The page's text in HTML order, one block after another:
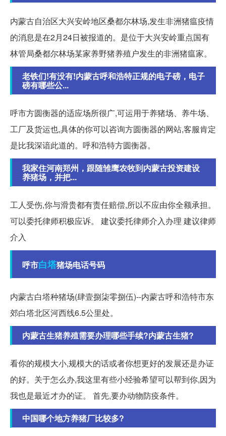
内蒙古自治区大兴安岭地区桑都尔林场,发生非洲猪瘟疫情
的消息是在2月24日被报道的。是位于大兴安岭重点国有
林管局桑都尔林场某家养野猪养殖户发生的非洲猪瘟家。
老铁们!有没有!内蒙古呼和浩特正规的电子磅，电子
磅有哪些公...
呼市方圆衡器的适应场所很广,可运用于养猪场、养牛场、
工厂及货运也,具体的你可以咨询方圆衡器的网站,客服肯定
是比我深谙此道的。呼和浩特方圆衡器。
我家住河南郑州，跟随雏鹰农牧到内蒙古投资建设
养猪场，并把...
工人受伤,你与滑贵都有责任赔偿,所以不应由你全额承担。
可以委托律师积极应诉。 建议委托律师介入办理 建议律师
介入
呼市白塔猪场电话号码
内蒙古白塔种猪场(肆壹捌柒零捌伍)--内蒙古呼和浩特市东
郊白塔北区河西线6.5公里处。
内蒙古生猪养殖需要办理哪些手续?内蒙古生猪?
看你的规模大小,规模大的话或者你想更好的发展还是办证
的好。关于怎么办,我这里有些小经验希望可以帮到你,因为
我也是最近才办的证。 首先,要办动物防疫条件。
中国哪个地方养猪厂比较多?